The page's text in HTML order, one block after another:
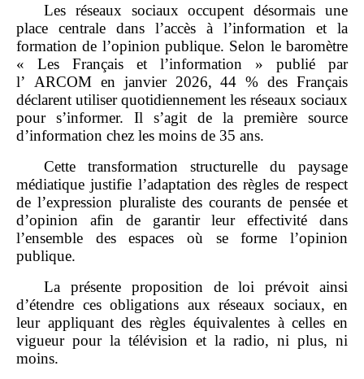
Les réseaux sociaux occupent désormais une
place centrale dans l’accès à l’information et la
formation de l’opinion publique. Selon le baromètre
« Les Français et l’information » publié par
l’ ARCOM en janvier 2026, 44 % des Français
déclarent utiliser quotidiennement les réseaux sociaux
pour s’informer. Il s’agit de la première source
d’information chez les moins de 35 ans.
Cette transformation structurelle du paysage
médiatique justifie l’adaptation des règles de respect
de l’expression pluraliste des courants de pensée et
d’opinion afin de garantir leur effectivité dans
l’ensemble des espaces où se forme l’opinion
publique.
La présente proposition de loi prévoit ainsi
d’étendre ces obligations aux réseaux sociaux, en
leur appliquant des règles équivalentes à celles en
vigueur pour la télévision et la radio, ni plus, ni
moins.